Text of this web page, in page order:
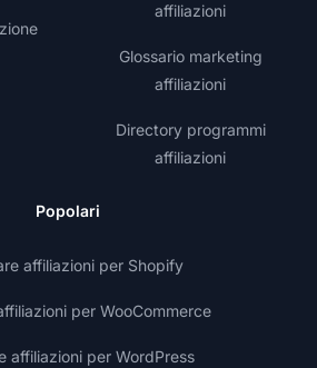
affiliazioni
Glossario marketing
affiliazioni
Directory programmi
affiliazioni
Popolari
affiliazioni per Shopify
per WooCommerce
affiliazioni per WordPress